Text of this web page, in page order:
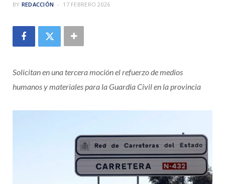
BY REDACCIÓN 17 FEBRERO 2026
Solicitan en una tercera moción el refuerzo de medios
humanos y materiales para la Guardia Civil en la provincia